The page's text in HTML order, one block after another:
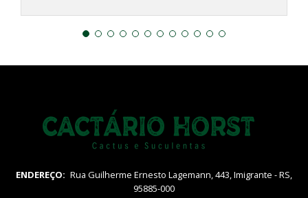
ENDEREÇO: Rua Guilherme Ernesto Lagemann, 443, Imigrante - RS,
95885-000